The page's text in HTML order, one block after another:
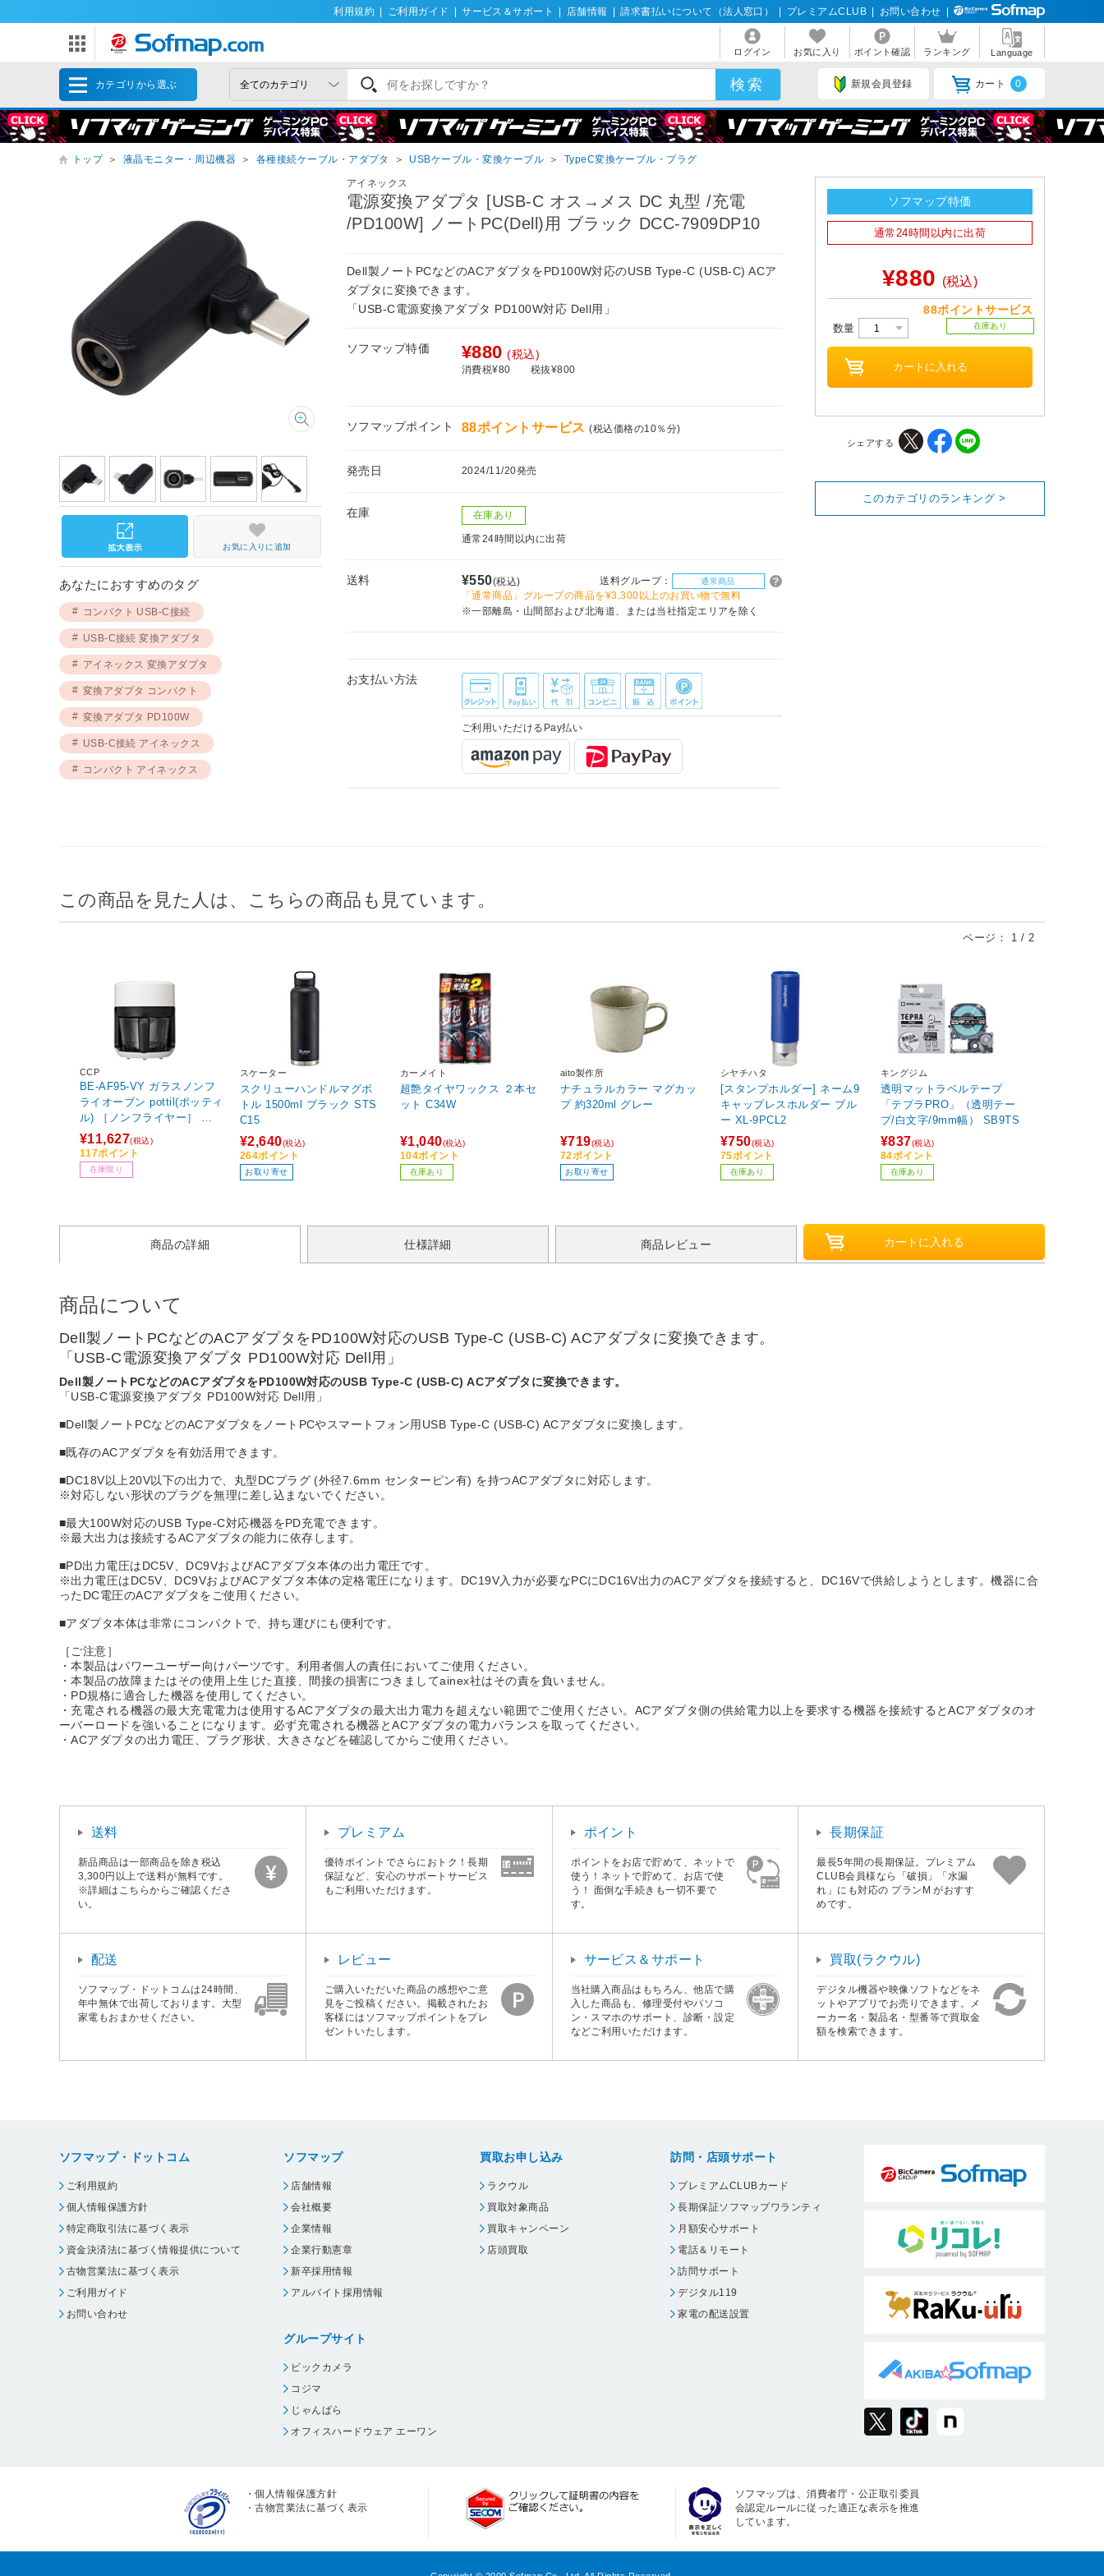
利用規約 ご利用ガイド サービス＆サポート 店舗情報 請求書払いについて（法人窓口） プレミアムCLUB お問い合わせ
ログイン お気に入り ポイント確認 ランキング Language
カテゴリから選ぶ 新規会員登録 カート 0
トップ ＞ 液晶モニター・周辺機器 ＞ 各種接続ケーブル・アダプタ ＞ USBケーブル・変換ケーブル ＞ TypeC変換ケーブル・プラグ
アイネックス
電源変換アダプタ [USB-C オス→メス DC 丸型 /充電
/PD100W] ノートPC(Dell)用 ブラック DCC-7909DP10
Dell製ノートPCなどのACアダプタをPD100W対応のUSB Type-C (USB-C) ACア
ダプタに変換できます。
「USB-C電源変換アダプタ PD100W対応 Dell用」
ソフマップ特価 ¥880 (税込)
消費税¥80 税抜¥800
ソフマップポイント 88ポイントサービス(税込価格の10％分)
発売日 2024/11/20発売
在庫 在庫あり
通常24時間以内に出荷
送料 ¥550(税込) 送料グループ： 通常商品
「通常商品」グループの商品を¥3,300以上のお買い物で無料
※一部離島・山間部および北海道、または当社指定エリアを除く
お支払い方法
ご利用いただけるPay払い
お気に入りに追加
あなたにおすすめのタグ
コンパクト USB-C接続
USB-C接続 変換アダプタ
アイネックス 変換アダプタ
変換アダプタ コンパクト
変換アダプタ PD100W
USB-C接続 アイネックス
コンパクト アイネックス
ソフマップ特価
通常24時間以内に出荷
¥880 (税込)
88ポイントサービス
数量 在庫あり
シェアする
このカテゴリのランキング >
この商品を見た人は、こちらの商品も見ています。
ページ： 1 / 2
CCP
BE-AF95-VY ガラスノンフ
ライオーブン pottil(ポッティ
ル) ［ノンフライヤー］ 【8
64】
¥11,627(税込)
117ポイント
在庫限り
スケーター
スクリューハンドルマグボ
トル 1500ml ブラック STS
C15
¥2,640(税込)
264ポイント
お取り寄せ
カーメイト
超艶タイヤワックス ２本セ
ット C34W
¥1,040(税込)
104ポイント
在庫あり
aito製作所
ナチュラルカラー マグカッ
プ 約320ml グレー
¥719(税込)
72ポイント
お取り寄せ
シヤチハタ
[スタンプホルダー] ネーム9
キャップレスホルダー ブル
ー XL-9PCL2
¥750(税込)
75ポイント
在庫あり
キングジム
透明マットラベルテープ
「テプラPRO」（透明テー
プ/白文字/9mm幅） SB9TS
¥837(税込)
84ポイント
在庫あり
商品の詳細 仕様詳細 商品レビュー
商品について
Dell製ノートPCなどのACアダプタをPD100W対応のUSB Type-C (USB-C) ACアダプタに変換できます。
「USB-C電源変換アダプタ PD100W対応 Dell用」
Dell製ノートPCなどのACアダプタをPD100W対応のUSB Type-C (USB-C) ACアダプタに変換できます。
「USB-C電源変換アダプタ PD100W対応 Dell用」
■Dell製ノートPCなどのACアダプタをノートPCやスマートフォン用USB Type-C (USB-C) ACアダプタに変換します。
■既存のACアダプタを有効活用できます。
■DC18V以上20V以下の出力で、丸型DCプラグ (外径7.6mm センターピン有) を持つACアダプタに対応します。
※対応しない形状のプラグを無理に差し込まないでください。
■最大100W対応のUSB Type-C対応機器をPD充電できます。
※最大出力は接続するACアダプタの能力に依存します。
■PD出力電圧はDC5V、DC9VおよびACアダプタ本体の出力電圧です。
※出力電圧はDC5V、DC9VおよびACアダプタ本体の定格電圧になります。DC19V入力が必要なPCにDC16V出力のACアダプタを接続すると、DC16Vで供給しようとします。機器に合
ったDC電圧のACアダプタをご使用ください。
■アダプタ本体は非常にコンパクトで、持ち運びにも便利です。
［ご注意］
・本製品はパワーユーザー向けパーツです。利用者個人の責任においてご使用ください。
・本製品の故障またはその使用上生じた直接、間接の損害につきましてainex社はその責を負いません。
・PD規格に適合した機器を使用してください。
・充電される機器の最大充電電力は使用するACアダプタの最大出力電力を超えない範囲でご使用ください。ACアダプタ側の供給電力以上を要求する機器を接続するとACアダプタのオ
ーバーロードを強いることになります。必ず充電される機器とACアダプタの電力バランスを取ってください。
・ACアダプタの出力電圧、プラグ形状、大きさなどを確認してからご使用ください。
送料
新品商品は一部商品を除き税込
3,300円以上で送料が無料です。
※詳細はこちらからご確認くださ
い。
プレミアム
優待ポイントでさらにおトク！長期
保証など、安心のサポートサービス
もご利用いただけます。
ポイント
ポイントをお店で貯めて、ネットで
使う！ネットで貯めて、お店で使
う！ 面倒な手続きも一切不要で
す。
長期保証
最長5年間の長期保証。プレミアム
CLUB会員様なら「破損」「水漏
れ」にも対応の プランM がおすす
めです。
配送
ソフマップ・ドットコムは24時間、
年中無休で出荷しております。大型
家電もおまかせください。
レビュー
ご購入いただいた商品の感想やご意
見をご投稿ください。掲載されたお
客様にはソフマップポイントをプレ
ゼントいたします。
サービス＆サポート
当社購入商品はもちろん、他店で購
入した商品も、修理受付やパソコ
ン・スマホのサポート、診断・設定
などご利用いただけます。
買取(ラクウル)
デジタル機器や映像ソフトなどをネ
ットやアプリでお売りできます。メ
ーカー名・製品名・型番等で買取金
額を検索できます。
ソフマップ・ドットコム
ご利用規約
個人情報保護方針
特定商取引法に基づく表示
資金決済法に基づく情報提供について
古物営業法に基づく表示
ご利用ガイド
お問い合わせ
ソフマップ
店舗情報
会社概要
企業情報
企業行動憲章
新卒採用情報
アルバイト採用情報
グループサイト
ビックカメラ
コジマ
じゃんぱら
オフィスハードウェア エーワン
買取お申し込み
ラクウル
買取対象商品
買取キャンペーン
店頭買取
訪問・店頭サポート
プレミアムCLUBカード
長期保証ソフマップワランティ
月額安心サポート
電話＆リモート
訪問サポート
デジタル119
家電の配送設置
・個人情報保護方針
・古物営業法に基づく表示
ソフマップは、消費者庁・公正取引委員
会認定ルールに従った適正な表示を推進
しています。